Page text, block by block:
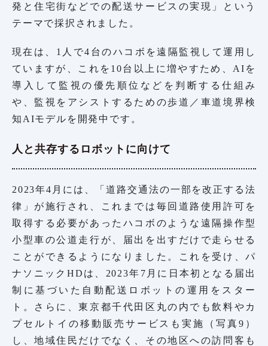
発と住宅街などでの配送サービスの実現」という
テーマで採択されました。
現在は、1人で4台のハコボを遠隔監視して運用し
ていますが、これを10台以上に増やすため、AIを
導入して監視の優先順位などを判断する仕組み
や、監視をアシストするための歩道／車道境界検
知AIモデルを開発中です。
人と共存するロボットに向けて
2023年4月には、「道路交通法の一部を改正する法
律」が施行され、これまでは毎回道路使用許可を
取得する必要があったハコボのような遠隔操作型
小型車の公道走行が、届出を出すだけで走らせる
ことができるようになりました。これを受け、パ
ナソニックHDは、2023年7月に日本初となる届出
制に基づいた自動配送ロボットの運用をスター
ト。さらに、東京都千代田区丸の内でも飲料やカ
プセルトイの移動販売サービスも実施（写真9）
し、地域住民だけでなく、その地区への訪問客も